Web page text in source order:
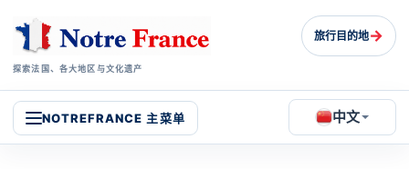
探索法国、各大地区与文化遗产
旅行目的地→
NOTREFRANCE 主菜单 中文